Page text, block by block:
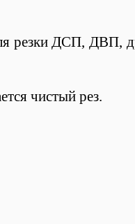
резки ДСП, ДВП,
чистый рез.